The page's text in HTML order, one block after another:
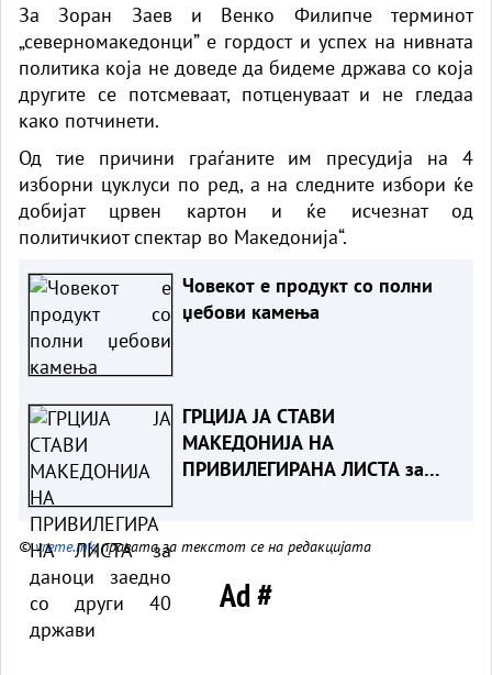
За Зоран Заев и Венко Филипче терминот
„северномакедонци” е гордост и успех на нивната
политика која не доведе да бидеме држава со која
другите се потсмеваат, потценуваат и не гледаа
како потчинети.
Од тие причини граѓаните им пресудија на 4
изборни цуклуси по ред, а на следните избори ќе
добијат црвен картон и ќе исчезнат од
политичкиот спектар во Македонија“.
Човекот е продукт со полни
џебови камења
ГРЦИЈА ЈА СТАВИ
МАКЕДОНИЈА НА
ПРИВИЛЕГИРАНА ЛИСТА за
©vreme.mk, правата за текстот се на редакцијата
Ad #